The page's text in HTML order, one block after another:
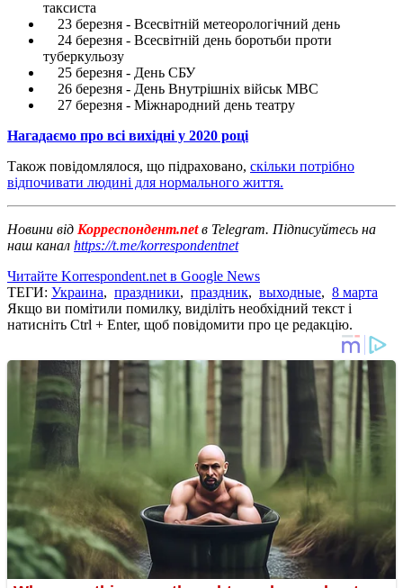
таксиста
23 березня - Всесвітній метеорологічний день
24 березня - Всесвітній день боротьби проти
туберкульозу
25 березня - День СБУ
26 березня - День Внутрішніх військ МВС
27 березня - Міжнародний день театру
Нагадаємо про всі вихідні у 2020 році
Також повідомлялося, що підраховано, скільки потрібно
відпочивати людині для нормального життя.
Новини від Корреспондент.netв Telegram. Підписуйтесь на
наш канал https://t.me/korrespondentnet
Читайте Korrespondent.net в Google News
ТЕГИ: Украина, праздники, праздник, выходные, 8 марта
Якщо ви помітили помилку, виділіть необхідний текст і
натисніть Ctrl + Enter, щоб повідомити про це редакцію.